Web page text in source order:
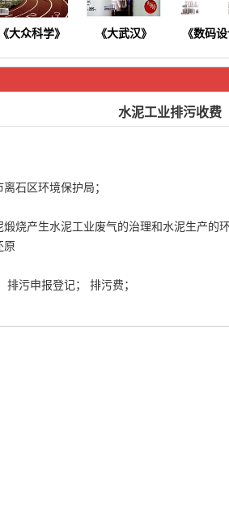
《大众科学》 《大武汉》 《数码
水泥工业排污收费
离石区环境保护局；
煅烧产生水泥工业废气的治理和水泥生产
原
排污申报登记； 排污费；